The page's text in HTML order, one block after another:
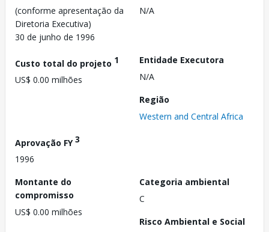
(conforme apresentação da
Diretoria Executiva)
30 de junho de 1996
N/A
Custo total do projeto 1
US$ 0.00 milhões
Entidade Executora
N/A
Região
Western and Central Africa
Aprovação FY3
1996
Montante do
compromisso
US$ 0.00 milhões
Categoria ambiental
C
Risco Ambiental e Social